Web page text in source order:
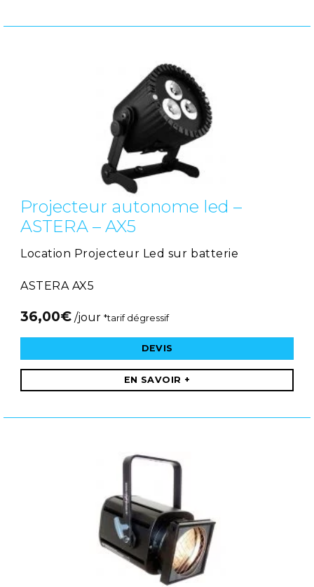
Projecteur autonome led –
ASTERA – AX5
Location Projecteur Led sur batterie
ASTERA AX5
36,00€ /jour *tarif dégressif
DEVIS
EN SAVOIR +